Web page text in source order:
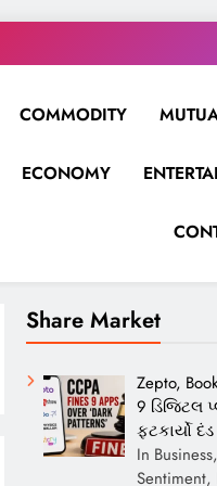
COMMODITY
ECONOMY
Share Market
Zepto,
9 ડિજિટલ
ફટકાર્યો દંડ
In
Sentiment,